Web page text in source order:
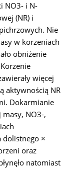
NO3- i N-
(NR) i
Nie
w korzeniach
obniżenie
więcej
aktywnością NR
Dokarmianie
masy, NO3-,
dolistnego ×
oraz
natomiast